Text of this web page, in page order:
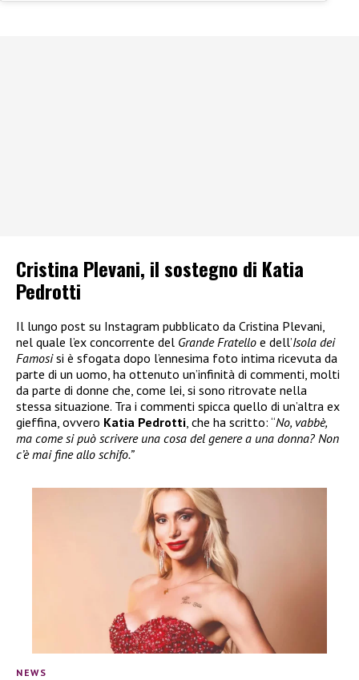
Cristina Plevani, il sostegno di Katia
Pedrotti
Il lungo post su Instagram pubblicato da Cristina Plevani,
nel quale l’ex concorrente del Grande Fratello e dell’Isola dei
Famosisi è sfogata dopo l’ennesima foto intima ricevuta da
parte di un uomo, ha ottenuto un’infinità di commenti, molti
da parte di donne che, come lei, si sono ritrovate nella
stessa situazione. Tra i commenti spicca quello di un’altra ex
gieffina, ovvero Katia Pedrotti, che ha scritto: “No, vabbè,
ma come si può scrivere una cosa del genere a una donna? Non
c’è mai fine allo schifo.”
NEWS